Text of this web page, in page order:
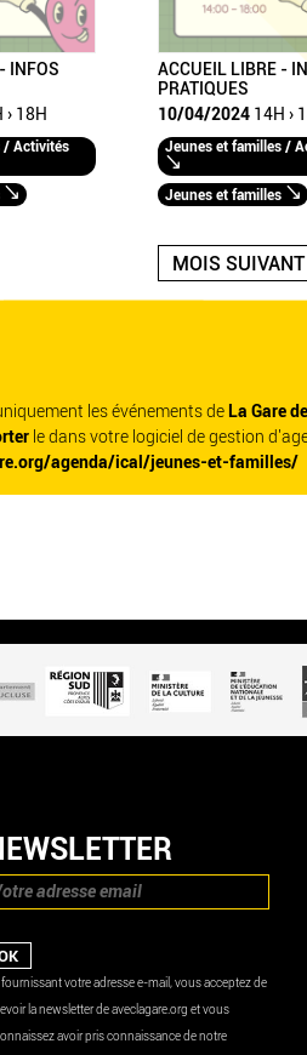
INFOS
› 18H
/ Activités
ACCUEIL LIBRE -
PRATIQUES
10/04/2024 14H ›
Jeunes et familles /
Jeunes et familles
MOIS
les événements de La Gare
le dans votre logiciel de gestion
agenda/ical/jeunes-et-familles/
fournissant votre adresse e-mail, vous acceptez de
la newsletter de aveclagare.org et vous
avoir pris connaissance de notre